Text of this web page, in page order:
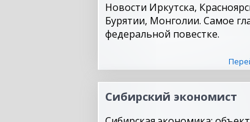
Новости Иркутска,
Бурятии, Монголии. Самое
федеральной повестке.
Сибирский экономист